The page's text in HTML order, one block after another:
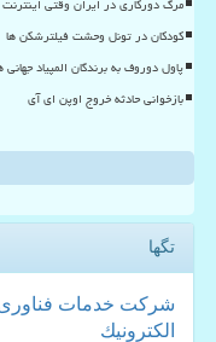
کودکان در تونل وحشت فیلترشکن ها
پاول دوروف به برندگان المپیاد
بازخوانی حادثه خروج اوپن ای آی
تگها
شركت خدمات
الكترونیك